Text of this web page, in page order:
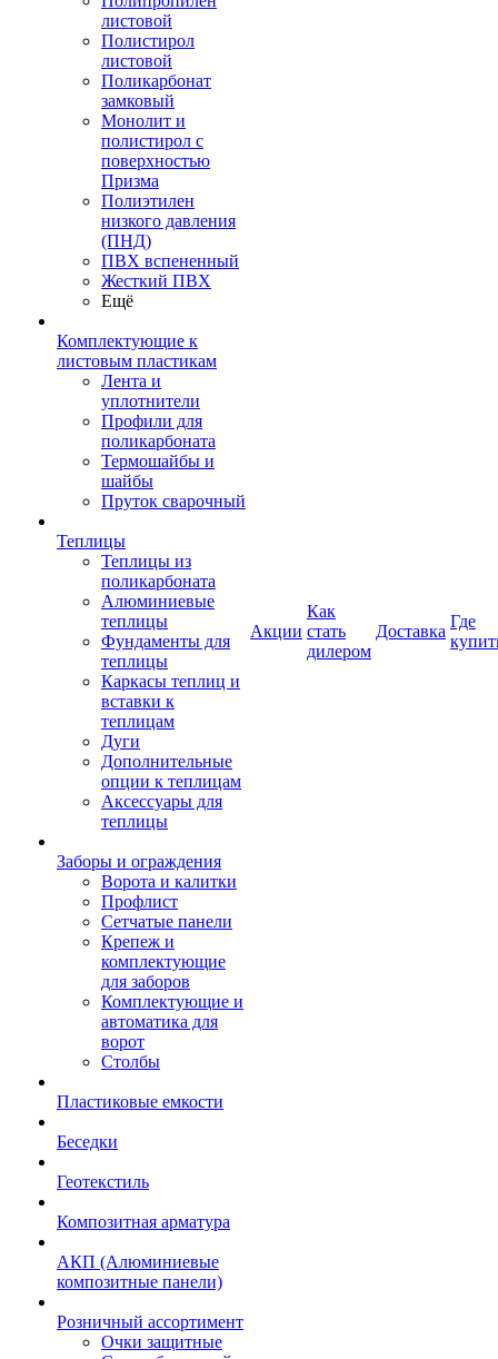
листовой
Полистирол
листовой
Поликарбонат
замковый
Монолит и
полистирол с
поверхностью
Призма
Полиэтилен
низкого давления
(ПНД)
ПВХ вспененный
Жесткий ПВХ
Ещё
Комплектующие к
листовым пластикам
Лента и
уплотнители
Профили для
поликарбоната
Термошайбы и
шайбы
Пруток сварочный
Теплицы
Теплицы из
поликарбоната
Алюминиевые
теплицы
Фундаменты для
теплицы
Каркасы теплиц и
вставки к
теплицам
Дуги
Дополнительные
опции к теплицам
Аксессуары для
теплицы
Заборы и ограждения
Ворота и калитки
Профлист
Сетчатые панели
Крепеж и
комплектующие
для заборов
Комплектующие и
автоматика для
ворот
Столбы
Пластиковые емкости
Беседки
Геотекстиль
Композитная арматура
АКП (Алюминиевые
композитные панели)
Розничный ассортимент
Очки защитные
Акции
Как
стать
дилером
Доставка
Где